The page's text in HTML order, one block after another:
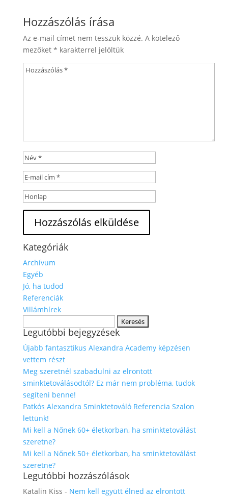
Hozzászólás írása
Az e-mail címet nem tesszük közzé. A kötelező
mezőket * karakterrel jelöltük
Kategóriák
Archívum
Egyéb
Jó, ha tudod
Referenciák
Villámhírek
Legutóbbi bejegyzések
Újabb fantasztikus Alexandra Academy képzésen
vettem részt
Meg szeretnél szabadulni az elrontott
sminktetoválásodtól? Ez már nem probléma, tudok
segíteni benne!
Patkós Alexandra Sminktetováló Referencia Szalon
lettünk!
Mi kell a Nőnek 60+ életkorban, ha sminktetoválást
szeretne?
Mi kell a Nőnek 50+ életkorban, ha sminktetoválást
szeretne?
Legutóbbi hozzászólások
Katalin Kiss - Nem kell együtt élned az elrontott